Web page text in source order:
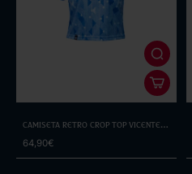
Camiseta Retro Crop Top Vicente
Álvarez
64,90€